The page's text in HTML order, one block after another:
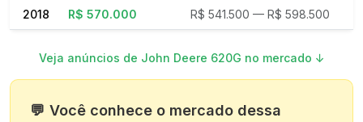
2018 R$ 570.000 R$ 541.500 — R$ 598.500
Veja anúncios de John Deere 620G no mercado ↓
💬 Você conhece o mercado dessa